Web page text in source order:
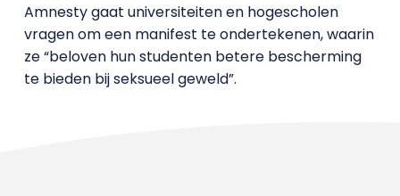
Amnesty gaat universiteiten en hogescholen
vragen om een manifest te ondertekenen, waarin
ze “beloven hun studenten betere bescherming
te bieden bij seksueel geweld”.